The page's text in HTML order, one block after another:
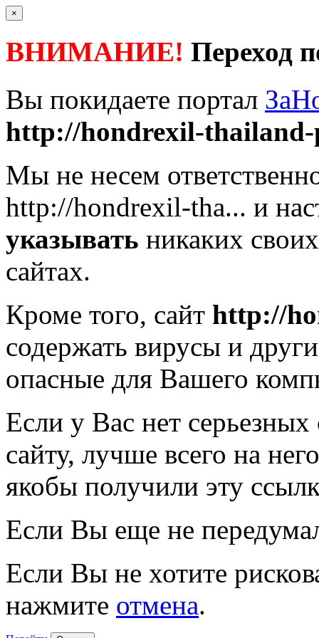
×
ВНИМАНИЕ! Переход
Вы покидаете портал
http://hondrexil-thailand-
Мы не несем
http://hondrexil-tha... и
указывать никаких
сайтах.
Кроме того, сайт http://
содержать вирусы и
опасные для Вашего
Если у Вас нет
сайту, лучше всего на
якобы получили эту
Если Вы еще не
Если Вы не хотите
нажмите отмена.